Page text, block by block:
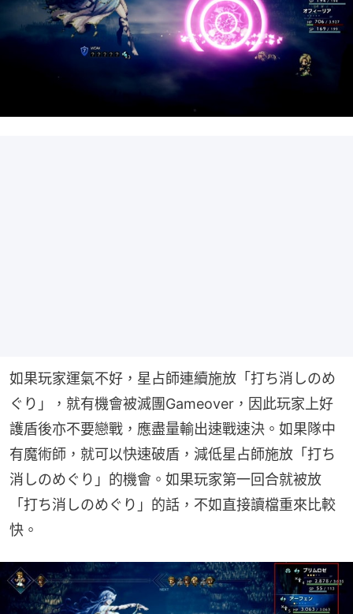
如果玩家運氣不好，星占師連續施放「打ち消しのめ
ぐり」，就有機會被滅團Gameover，因此玩家上好
護盾後亦不要戀戰，應盡量輸出速戰速決。如果隊中
有魔術師，就可以快速破盾，減低星占師施放「打ち
消しのめぐり」的機會。如果玩家第一回合就被放
「打ち消しのめぐり」的話，不如直接讀檔重來比較
快。